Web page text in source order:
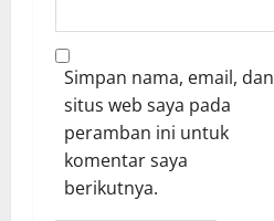
Simpan nama, email, dan
situs web saya pada
peramban ini untuk
komentar saya
berikutnya.